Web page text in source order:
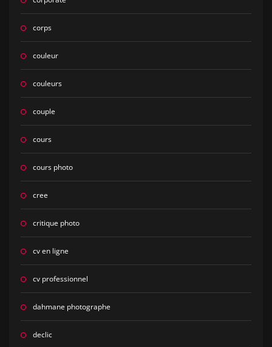
corps
couleur
couleurs
couple
cours
cours photo
cree
critique photo
cv en ligne
cv professionnel
dahmane photographe
declic